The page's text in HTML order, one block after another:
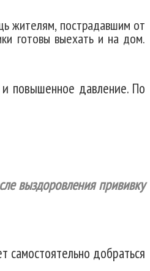
жителям, пострадавшим от
готовы выехать и на дом.
повышенное давление. По
выздоровления прививку
самостоятельно добраться